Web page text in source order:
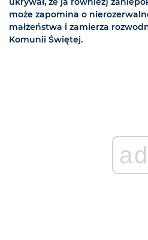
może zapomina o
małżeństwa i zamierza
Komunii Świętej.
ad